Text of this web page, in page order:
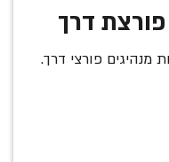
דרך
מנהיגים פורצי דרך.